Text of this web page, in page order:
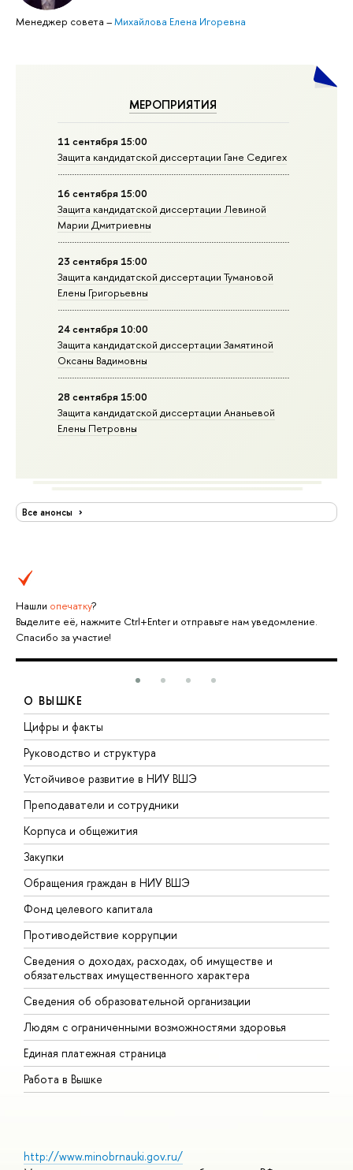
Менеджер совета –Михайлова Елена Игоревна
МЕРОПРИЯТИЯ
11 сентября 15:00
Защита кандидатской диссертации Гане Седигех
16 сентября 15:00
Защита кандидатской диссертации Левиной
Марии Дмитриевны
23 сентября 15:00
Защита кандидатской диссертации Тумановой
Елены Григорьевны
24 сентября 10:00
Защита кандидатской диссертации Замятиной
Оксаны Вадимовны
28 сентября 15:00
Защита кандидатской диссертации Ананьевой
Елены Петровны
Все анонсы
Нашли опечатку?
Выделите её, нажмите Ctrl+Enter и отправьте нам уведомление.
Спасибо за участие!
О ВЫШКЕ
Цифры и факты
Руководство и структура
Устойчивое развитие в НИУ ВШЭ
Преподаватели и сотрудники
Корпуса и общежития
Закупки
Обращения граждан в НИУ ВШЭ
Фонд целевого капитала
Противодействие коррупции
Сведения о доходах, расходах, об имуществе и
обязательствах имущественного характера
Сведения об образовательной организации
Людям с ограниченными возможностями здоровья
Единая платежная страница
Работа в Вышке
http://www.minobrnauki.gov.ru/